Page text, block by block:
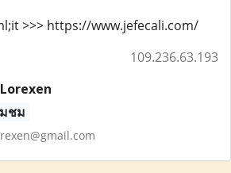
>>> https://www.jefecali.com/
109.236.63.193
ชม